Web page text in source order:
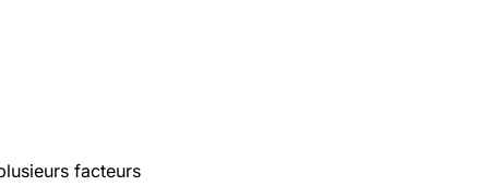
facteurs